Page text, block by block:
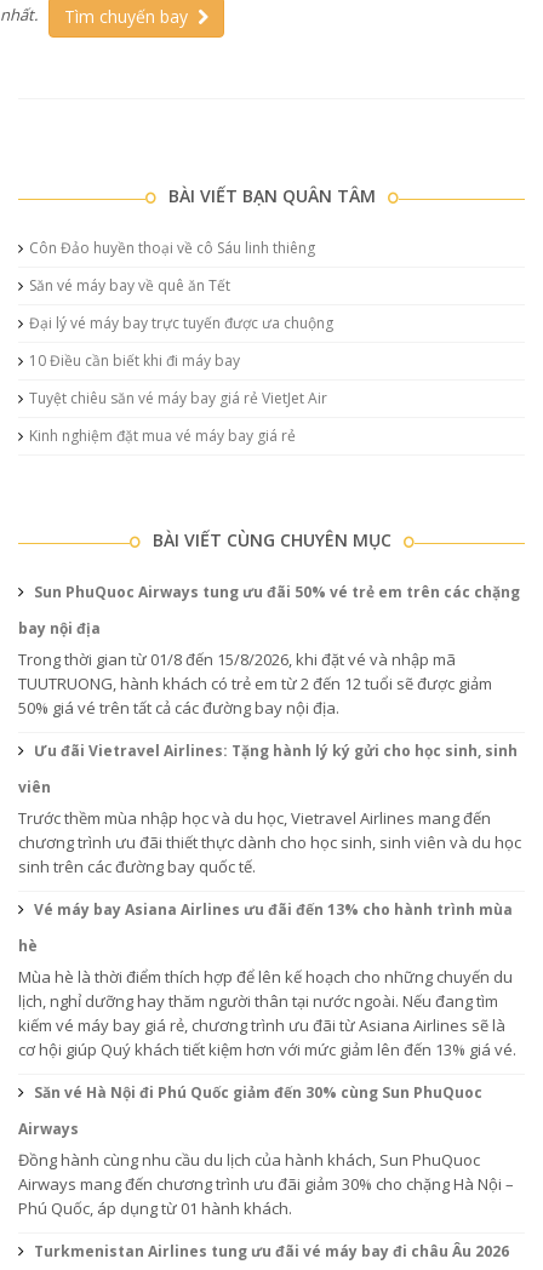
nhất.
Tìm chuyến bay
BÀI VIẾT BẠN QUÂN TÂM
Côn Đảo huyền thoại về cô Sáu linh thiêng
Săn vé máy bay về quê ăn Tết
Đại lý vé máy bay trực tuyến được ưa chuộng
10 Điều cần biết khi đi máy bay
Tuyệt chiêu săn vé máy bay giá rẻ VietJet Air
Kinh nghiệm đặt mua vé máy bay giá rẻ
BÀI VIẾT CÙNG CHUYÊN MỤC
Sun PhuQuoc Airways tung ưu đãi 50% vé trẻ em trên các chặng
bay nội địa
Trong thời gian từ 01/8 đến 15/8/2026, khi đặt vé và nhập mã
TUUTRUONG, hành khách có trẻ em từ 2 đến 12 tuổi sẽ được giảm
50% giá vé trên tất cả các đường bay nội địa.
Ưu đãi Vietravel Airlines: Tặng hành lý ký gửi cho học sinh, sinh
viên
Trước thềm mùa nhập học và du học, Vietravel Airlines mang đến
chương trình ưu đãi thiết thực dành cho học sinh, sinh viên và du học
sinh trên các đường bay quốc tế.
Vé máy bay Asiana Airlines ưu đãi đến 13% cho hành trình mùa
hè
Mùa hè là thời điểm thích hợp để lên kế hoạch cho những chuyến du
lịch, nghỉ dưỡng hay thăm người thân tại nước ngoài. Nếu đang tìm
kiếm vé máy bay giá rẻ, chương trình ưu đãi từ Asiana Airlines sẽ là
cơ hội giúp Quý khách tiết kiệm hơn với mức giảm lên đến 13% giá vé.
Săn vé Hà Nội đi Phú Quốc giảm đến 30% cùng Sun PhuQuoc
Airways
Đồng hành cùng nhu cầu du lịch của hành khách, Sun PhuQuoc
Airways mang đến chương trình ưu đãi giảm 30% cho chặng Hà Nội –
Phú Quốc, áp dụng từ 01 hành khách.
Turkmenistan Airlines tung ưu đãi vé máy bay đi châu Âu 2026